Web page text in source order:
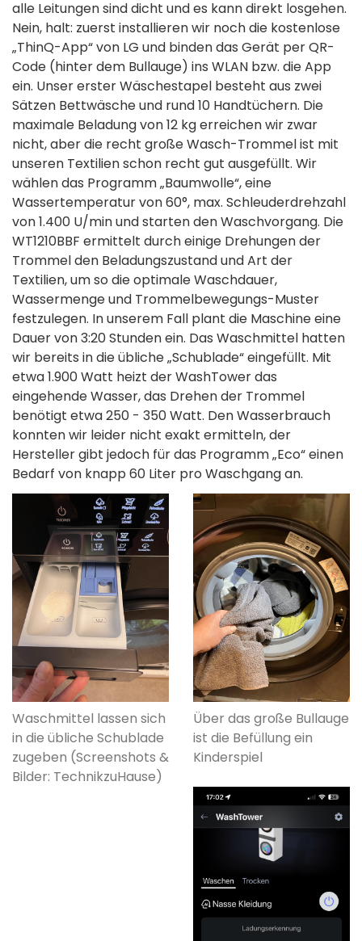
alle Leitungen sind dicht und es kann direkt losgehen.
Nein, halt: zuerst installieren wir noch die kostenlose
„ThinQ-App“ von LG und binden das Gerät per QR-
Code (hinter dem Bullauge) ins WLAN bzw. die App
ein. Unser erster Wäschestapel besteht aus zwei
Sätzen Bettwäsche und rund 10 Handtüchern. Die
maximale Beladung von 12 kg erreichen wir zwar
nicht, aber die recht große Wasch-Trommel ist mit
unseren Textilien schon recht gut ausgefüllt. Wir
wählen das Programm „Baumwolle“, eine
Wassertemperatur von 60°, max. Schleuderdrehzahl
von 1.400 U/min und starten den Waschvorgang. Die
WT1210BBF ermittelt durch einige Drehungen der
Trommel den Beladungszustand und Art der
Textilien, um so die optimale Waschdauer,
Wassermenge und Trommelbewegungs-Muster
festzulegen. In unserem Fall plant die Maschine eine
Dauer von 3:20 Stunden ein. Das Waschmittel hatten
wir bereits in die übliche „Schublade“ eingefüllt. Mit
etwa 1.900 Watt heizt der WashTower das
eingehende Wasser, das Drehen der Trommel
benötigt etwa 250 - 350 Watt. Den Wasserbrauch
konnten wir leider nicht exakt ermitteln, der
Hersteller gibt jedoch für das Programm „Eco“ einen
Bedarf von knapp 60 Liter pro Waschgang an.
Waschmittel lassen sich
in die übliche Schublade
zugeben (Screenshots &
Bilder: TechnikzuHause)
Über das große Bullauge
ist die Befüllung ein
Kinderspiel